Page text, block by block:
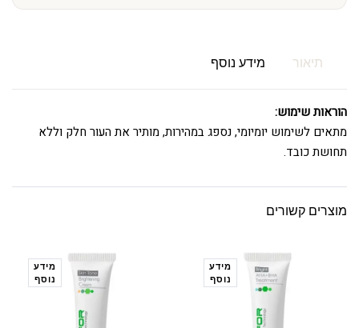
תיאור מידע נוסף
הוראות שימוש:
מתאים לשימוש יומיומי, נספג במהירות, מותיר את העור חלק וללא
תחושת כובד.
מוצרים קשורים
מידע
נוסף
מידע
נוסף